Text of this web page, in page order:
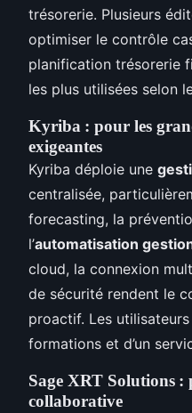
trésorerie. Plusieurs
optimiser le contrôle
planification trésorerie
les plus utilisées selon
Kyriba : pour les
exigeantes
Kyriba déploie une
centralisée,
forecasting, la
l’automatisation
cloud, la connexion
de sécurité rendent le
proactif. Les
formations et d’un
Sage XRT Solutions
collaborative